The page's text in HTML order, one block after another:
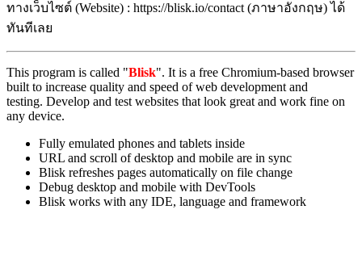
ทางเว็บไซต์ (Website) : https://blisk.io/contact (ภาษาอังกฤษ) ได้
ทันทีเลย
This program is called "Blisk". It is a free Chromium-based browser
built to increase quality and speed of web development and
testing. Develop and test websites that look great and work fine on
any device.
Fully emulated phones and tablets inside
URL and scroll of desktop and mobile are in sync
Blisk refreshes pages automatically on file change
Debug desktop and mobile with DevTools
Blisk works with any IDE, language and framework